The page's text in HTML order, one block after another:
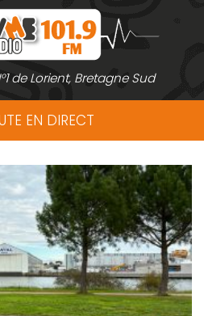
de Lorient, Bretagne Sud
EN DIRECT